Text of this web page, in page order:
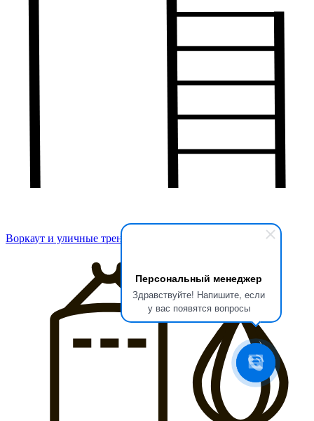
Персональный менеджер
Здравствуйте! Напишите, если
у вас появятся вопросы
Воркаут и уличные тренажеры